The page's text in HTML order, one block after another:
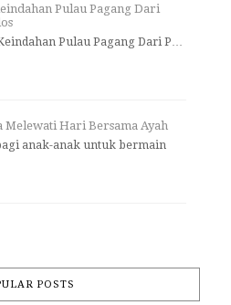
Pulau Pagang Dari
Pulau Pagang Dari P…
Melewati Hari Bersama Ayah
anak-anak untuk bermain
POSTS